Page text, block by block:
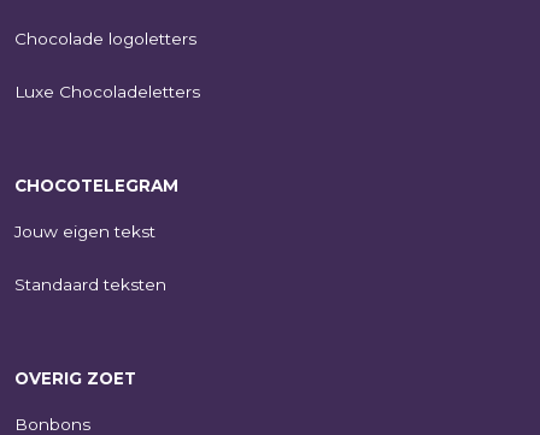
Chocolade logoletters
Luxe Chocoladeletters
CHOCOTELEGRAM
Jouw eigen tekst
Standaard teksten
OVERIG ZOET
Bonbons